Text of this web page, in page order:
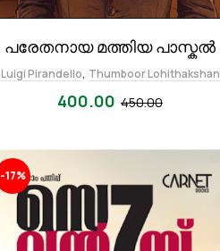
പരേതനായ മത്തിയ പാസ്കൽ
Luigi Pirandello, Thumboor Lohithakshan
450.00
400.00
-17%